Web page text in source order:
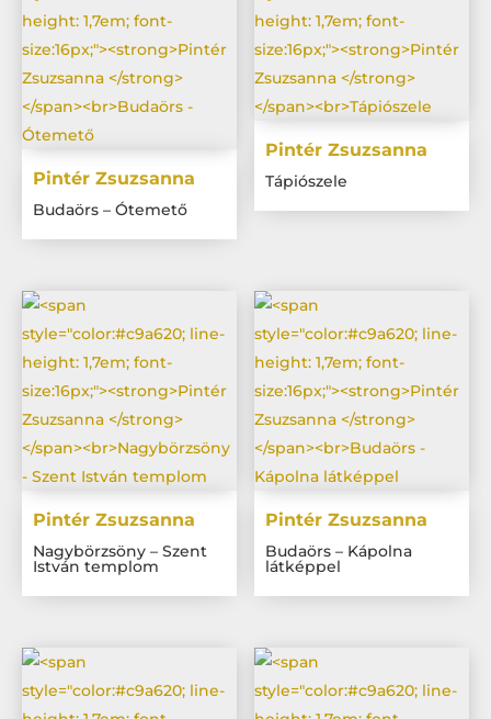
Pintér Zsuzsanna
Budaörs – Ótemető
Pintér Zsuzsanna
Tápiószele
Pintér Zsuzsanna
Nagybörzsöny – Szent
István templom
Pintér Zsuzsanna
Budaörs – Kápolna
látképpel